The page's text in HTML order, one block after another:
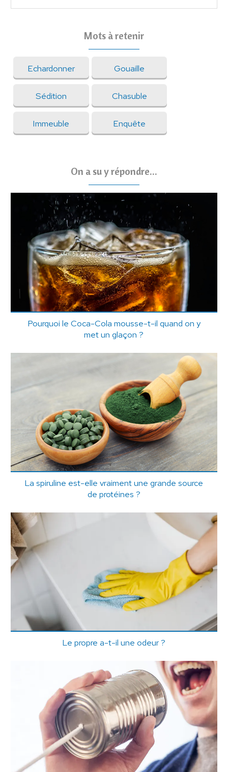
Mots à retenir
Echardonner Gouaille
Sédition Chasuble
Immeuble Enquête
On a su y répondre...
Pourquoi le Coca-Cola mousse-t-il quand on y
met un glaçon ?
La spiruline est-elle vraiment une grande source
de protéines ?
Le propre a-t-il une odeur ?